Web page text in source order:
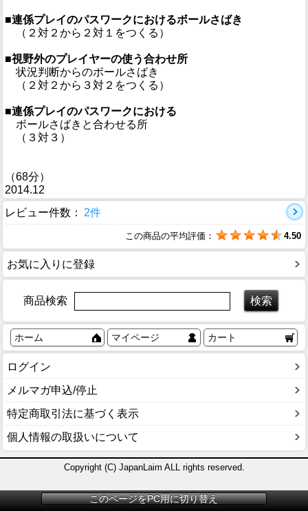
■連係プレイのパスワークにおけるボールさばき
（２対２から２対１をつくる）
■視野外のプレイヤーの使う合わせ所
状況判断からのボールさばき
（２対２から３対２をつくる）
■連係プレイのパスワークにおける
ボールさばきと合わせる所
（３対３）
（68分）
2014.12
レビュー件数：
2件
この商品の平均評価： 4.50
お気に入りに登録
商品検索
ホーム マイページ カート
ログイン
メルマガ申込/停止
特定商取引法に基づく表示
個人情報の取扱いについて
Copyright (C) JapanLaim ALL rights reserved.
このページをPC用に切り替え